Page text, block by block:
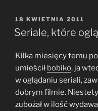
OPUBLIKOWANE
W
18 KWIETNIA 2011
Seriale, które
Kilka miesięcy temu
umieścił bobiko, ja
w oglądaniu seriali,
dobrym filmie.
zubożał w ilość